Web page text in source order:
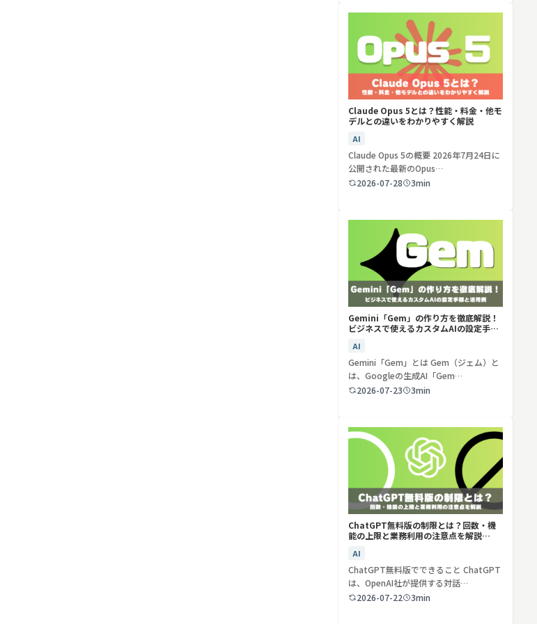
Claude Opus 5とは？性能・料金・他モ
デルとの違いをわかりやすく解説
AI
Claude Opus 5の概要 2026年7月24日に
公開された最新のOpus…
2026-07-28
3min
Gemini「Gem」の作り方を徹底解説！
ビジネスで使えるカスタムAIの設定手順
AI
Gemini「Gem」とは Gem（ジェム）と
は、Googleの生成AI「Gem…
2026-07-23
3min
ChatGPT無料版の制限とは？回数・機
能の上限と業務利用の注意点を解説
AI
ChatGPT無料版でできること ChatGPT
は、OpenAI社が提供する対話…
2026-07-22
3min